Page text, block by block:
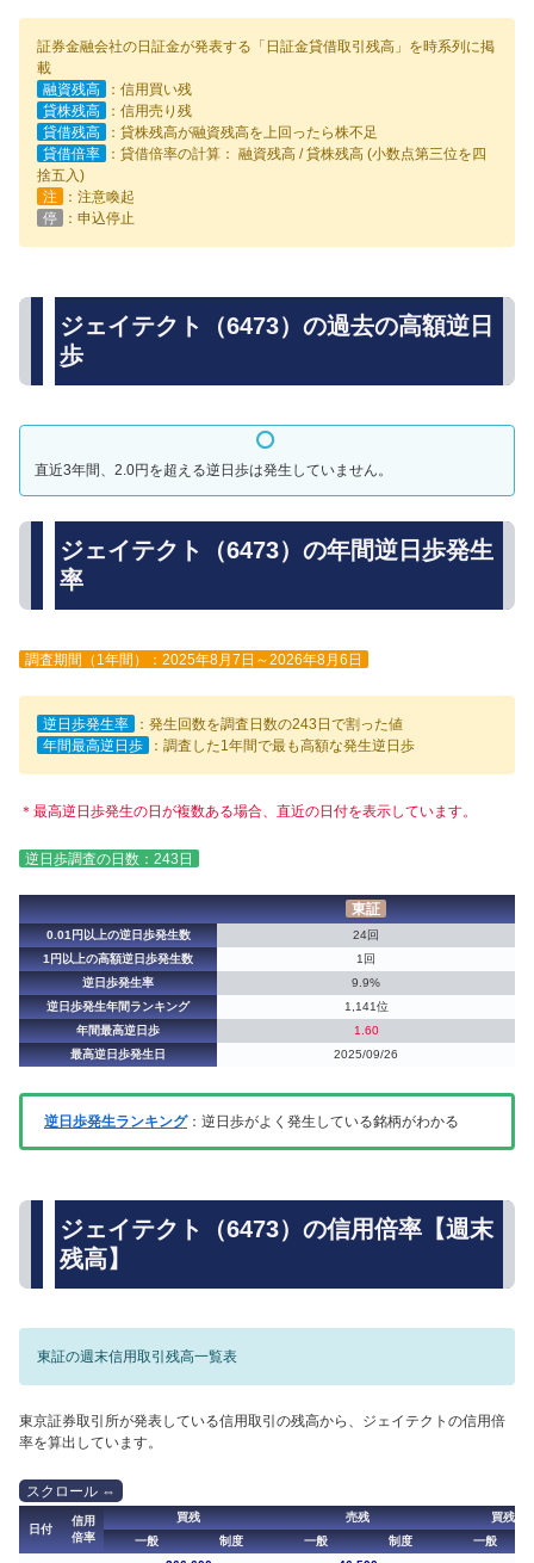
証券金融会社の日証金が発表する「日証金貸借取引残高」を時系列に掲
載
融資残高
：信用買い残
貸株残高
：信用売り残
貸借残高
：貸株残高が融資残高を上回ったら株不足
貸借倍率
：貸借倍率の計算： 融資残高 / 貸株残高 (小数点第三位を四
捨五入)
注
：注意喚起
停
：申込停止
ジェイテクト（6473）の過去の高額逆日
歩
直近3年間、2.0円を超える逆日歩は発生していません。
ジェイテクト（6473）の年間逆日歩発生
率
調査期間（1年間）：2025年8月7日～2026年8月6日
逆日歩発生率
：発生回数を調査日数の243日で割った値
年間最高逆日歩
：調査した1年間で最も高額な発生逆日歩
＊最高逆日歩発生の日が複数ある場合、直近の日付を表示しています。
逆日歩調査の日数：243日
東証
0.01円以上の逆日歩発生数
24回
1円以上の高額逆日歩発生数
1回
逆日歩発生率
9.9%
逆日歩発生年間ランキング
1,141位
年間最高逆日歩
1.60
最高逆日歩発生日
2025/09/26
逆日歩発生ランキング：逆日歩がよく発生している銘柄がわかる
ジェイテクト（6473）の信用倍率【週末
残高】
東証の週末信用取引残高一覧表
東京証券取引所が発表している信用取引の残高から、ジェイテクトの信用倍
率を算出しています。
日付
信用
倍率
買残 売残
買残（
一般
制度 一般 制度 一般